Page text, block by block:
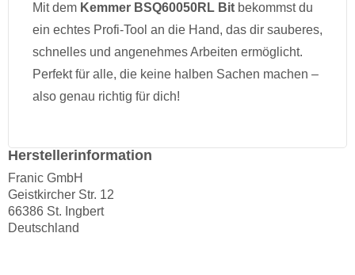
Mit dem Kemmer BSQ60050RL Bit bekommst du
ein echtes Profi-Tool an die Hand, das dir sauberes,
schnelles und angenehmes Arbeiten ermöglicht.
Perfekt für alle, die keine halben Sachen machen –
also genau richtig für dich!
Herstellerinformation
Franic GmbH
Geistkircher Str. 12
66386 St. Ingbert
Deutschland